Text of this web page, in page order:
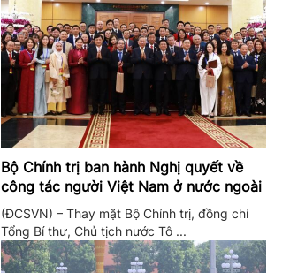
Bộ Chính trị ban hành Nghị quyết về
công tác người Việt Nam ở nước ngoài
(ĐCSVN) – Thay mặt Bộ Chính trị, đồng chí
Tổng Bí thư, Chủ tịch nước Tô ...